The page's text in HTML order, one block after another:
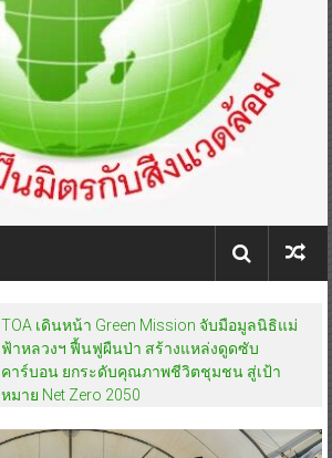
TOA เดินหน้า Green Mission จับมือมูลนิธิแม่
ฟ้าหลวงฯ ฟื้นฟูผืนป่า สร้างแหล่งดูดซับ
คาร์บอน ยกระดับคุณภาพชีวิตชุมชน สู่เป้า
หมาย Net Zero 2050